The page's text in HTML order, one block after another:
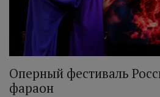
Оперный фестиваль
фараон